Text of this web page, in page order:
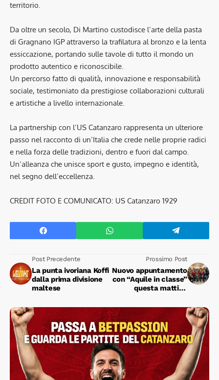
territorio.
Da oltre un secolo, Di Martino custodisce l’arte della pasta
di Gragnano IGP attraverso la trafilatura al bronzo e la lenta
essiccazione, portando sulle tavole di tutto il mondo un
prodotto autentico e riconoscibile.
Un percorso fatto di qualità, innovazione e responsabilità
sociale, testimoniato da prestigiose collaborazioni culturali
e artistiche a livello internazionale.
La partnership con l’US Catanzaro rappresenta un ulteriore
passo nel racconto di un’Italia che crede nelle proprie radici
e nella forza delle tradizioni, dentro e fuori dal campo.
Un’alleanza che unisce sport e gusto, impegno e identità,
nel segno dell’eccellenza.
CREDIT FOTO E COMUNICATO: US Catanzaro 1929
Post Precedente
La punta ivoriana Koffi
dalla prima divisione
maltese
Prossimo Post
Nuovo appuntamento
con “Aquile in classe”
questa mattina